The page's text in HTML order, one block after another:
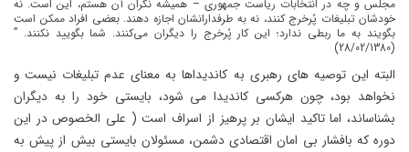
مجلس و چه در انتخابات رياست جمهورى – هميشه نگران آن هستم، اين است. نه
خودشان تبليغات پُرخرج كنند، نه به طرفدارانشان اجازه دهند. بعضى افراد ممكن است
بگويند به ما ربطى ندارد؛ اين كار پُرخرج را ديگران مى‌كنند. شما بگوييد نكنند. ”
(28/02/1380)
البته این توصیه های رهبری به کاندیداها به معنای عدم تبلیغات نیست و
نخواهد بود، چون هرکسی کاندیدا می شود، بایستی خود را به دیگران
بشناساند، اما تاکید ایشان بر پرهیز از اسراف است ( علی الخصوص در این
دوره که بافشار بی امان اقتصادی دشمن، مسئولان بایستی بیش از پیش به